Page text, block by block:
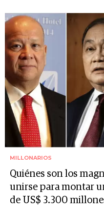
MILLONARIOS
Quiénes son los
unirse para montar
de US$ 3.300